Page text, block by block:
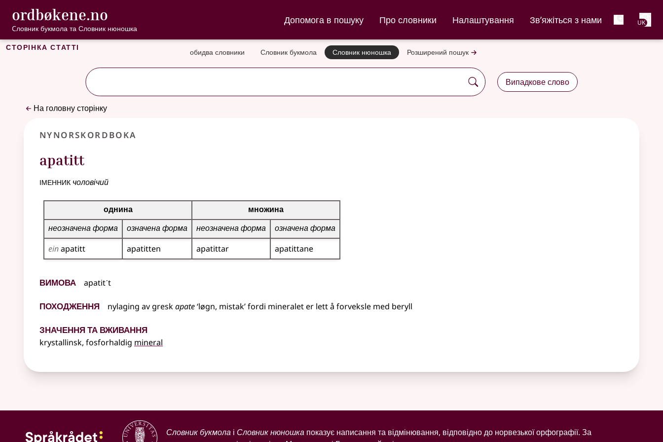
Перейти до основного вмісту
Доступність
ordbøkene.no , Cловник букмола та Словник нюношка
Cловник букмола та Словник нюношка
Допомога в пошуку Про словники Налаштування Зв’яжіться з нами UK
Сторінка статті обидва словники Словник букмола Словник нюношка Розширений пошук
Випадкове слово
На головну сторінку
Nynorskordboka
apatitt
іменник чоловічий
Таблиця відмінювання для цього іменника
однина
множина
неозначена форма
означена форма неозначена форма
означена форма
einapatitt apatitten apatittar apatittane
Вимова apatitˊt
Походження nylaging av greskapate‘løgn, mistak’ fordi mineralet er lett å forveksle med beryll
Значення та вживання
krystallinsk, fosforhaldig mineral
Словник букмола і Словник нюношка показує написання та відмінювання, відповідно до норвезької орфографії. За